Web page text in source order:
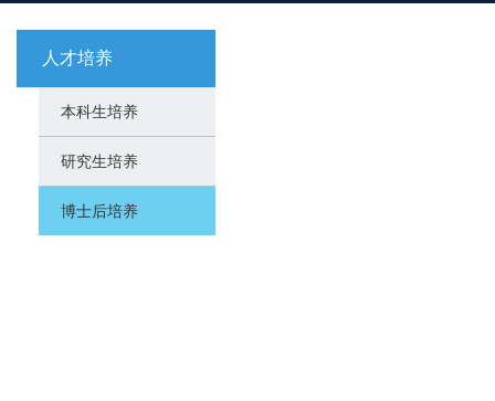
人才培养
本科生培养
研究生培养
博士后培养